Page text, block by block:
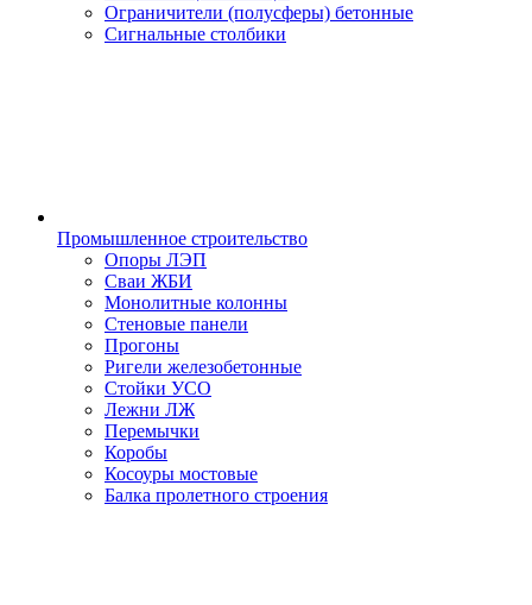
Ограничители (полусферы) бетонные
Сигнальные столбики
Промышленное строительство
Опоры ЛЭП
Сваи ЖБИ
Монолитные колонны
Стеновые панели
Прогоны
Ригели железобетонные
Стойки УСО
Лежни ЛЖ
Перемычки
Коробы
Косоуры мостовые
Балка пролетного строения